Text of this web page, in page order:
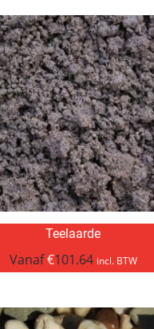
Teelaarde
Vanaf€101.64 incl. BTW